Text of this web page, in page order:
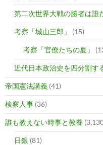
第二次世界大戦の勝者は誰
考察「城山三郎」 (15)
考察「官僚たちの夏」
近代日本政治史を四分割す
帝国憲法講義 (41)
検察人事 (36)
誰も教えない時事と教養
日銀 (81)